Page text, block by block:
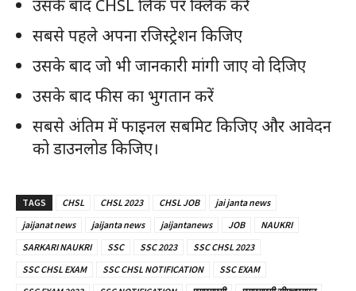
उसके बाद CHSL लिंक पर क्लिक करें
सबसे पहले अपना रजिस्ट्रेशन किजिए
उसके बाद जो भी जानकारी मांगी जाए वो दिजिए
उसके बाद फीस का भुगतान करें
सबसे अंतिम में फाइनल सबमिट किजिए और आवेदन
को डाउनलोड किजिए।
TAGS CHSL CHSL 2023 CHSL JOB
jai janta news
jaijanat news
jaijanta news jaijantanews JOB
NAUKRI
SARKARI NAUKRI
SSC SSC 2023
SSC CHSL 2023
SSC CHSL EXAM
SSC CHSL NOTIFICATION
SSC EXAM